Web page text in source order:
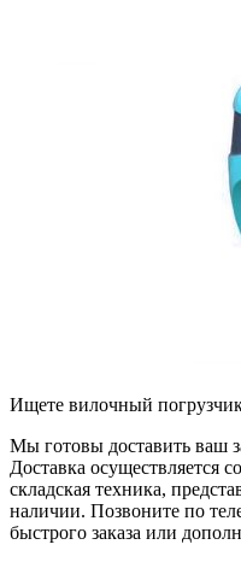
Ищете вилочный
Мы готовы доставить ваш
Доставка осуществляется
складская техника,
наличии. Позвоните по
быстрого заказа или